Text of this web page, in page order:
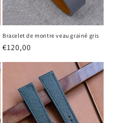
Bracelet de montre veau grainé gris
Prix
€120,00